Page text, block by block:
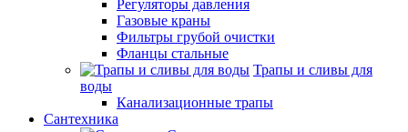
Регуляторы давления
Газовые краны
Фильтры грубой очистки
Фланцы стальные
Трапы и сливы для
воды
Канализационные трапы
Сантехника